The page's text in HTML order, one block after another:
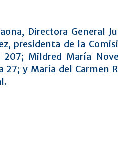
Directora General
presidenta de la
Mildred María
y María del Carmen